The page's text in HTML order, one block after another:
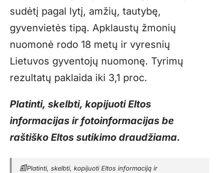
sudėtį pagal lytį, amžių, tautybę,
gyvenvietės tipą. Apklaustų žmonių
nuomonė rodo 18 metų ir vyresnių
Lietuvos gyventojų nuomonę. Tyrimų
rezultatų paklaida iki 3,1 proc.
Platinti, skelbti, kopijuoti Eltos
informacijas ir fotoinformacijas be
raštiško Eltos sutikimo draudžiama.
📰Platinti, skelbti, kopijuoti Eltos informaciją ir